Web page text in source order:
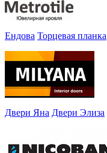
Ендова Торцевая планка
Двери Яна Двери Элиза